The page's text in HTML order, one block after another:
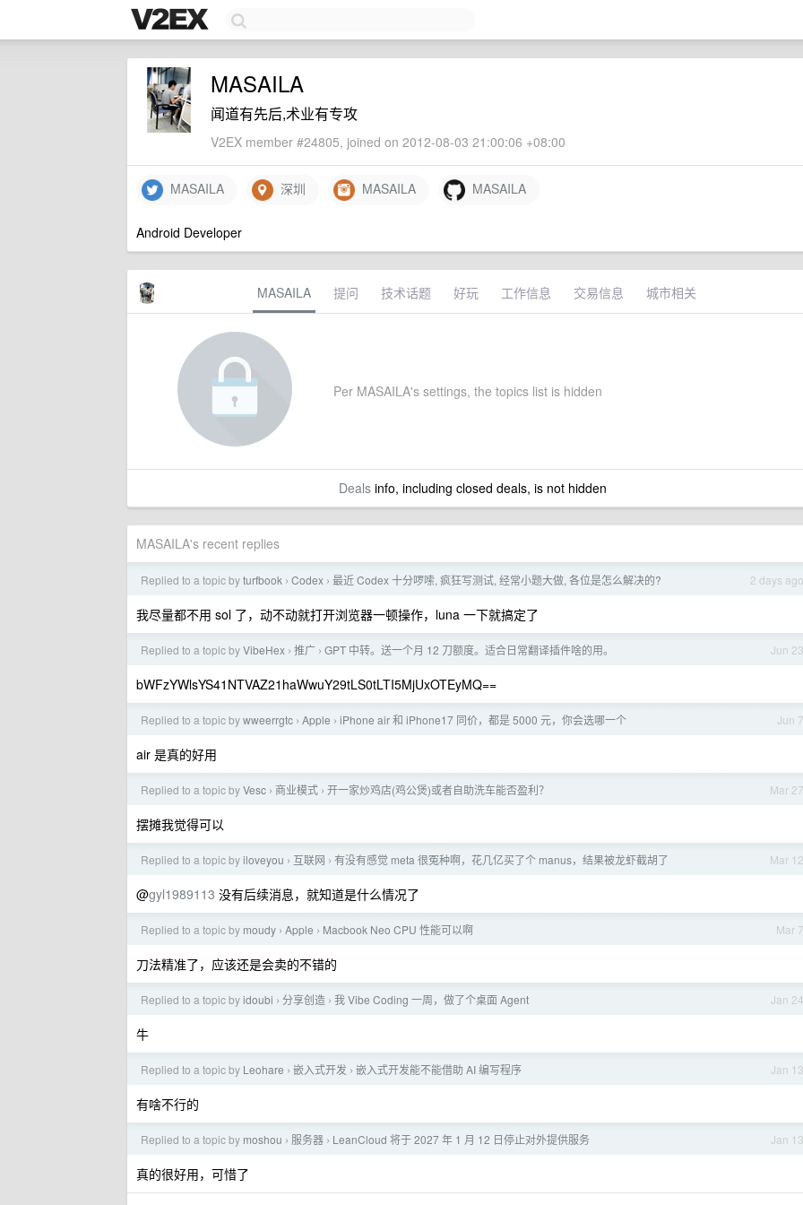
MASAILA
闻道有先后,术业有专攻
V2EX member #24805, joined on 2012-08-03 21:00:06 +08:00
MASAILA 深圳 MASAILA MASAILA
Android Developer
MASAILA 提问 技术话题 好玩 工作信息 交易信息 城市相关
Per MASAILA's settings, the topics list is hidden
Dealsinfo, including closed deals, is not hidden
MASAILA's recent replies
2 days ago
Replied to a topic byturfbook › Codex › 最近 Codex 十分啰嗦, 疯狂写测试, 经常小题大做, 各位是怎么解决的?
我尽量都不用 sol 了，动不动就打开浏览器一顿操作，luna 一下就搞定了
Jun 23
Replied to a topic byVibeHex › 推广 › GPT 中转。送一个月 12 刀额度。适合日常翻译插件啥的用。
bWFzYWlsYS41NTVAZ21haWwuY29tLS0tLTI5MjUxOTEyMQ==
Jun 7
Replied to a topic bywweerrgtc › Apple › iPhone air 和 iPhone17 同价，都是 5000 元，你会选哪一个
air 是真的好用
Mar 27
Replied to a topic byVesc › 商业模式 › 开一家炒鸡店(鸡公煲)或者自助洗车能否盈利？
摆摊我觉得可以
Mar 12
Replied to a topic byiloveyou › 互联网 › 有没有感觉 meta 很冤种啊，花几亿买了个 manus，结果被龙虾截胡了
@gyl1989113 没有后续消息，就知道是什么情况了
Mar 7
Replied to a topic by moudy › Apple › Macbook Neo CPU 性能可以啊
刀法精准了，应该还是会卖的不错的
Jan 24
Replied to a topic byidoubi › 分享创造 › 我 Vibe Coding 一周，做了个桌面 Agent
牛
Jan 13
Replied to a topic by Leohare › 嵌入式开发 › 嵌入式开发能不能借助 AI 编写程序
有啥不行的
Jan 13
Replied to a topic by moshou › 服务器 › LeanCloud 将于 2027 年 1 月 12 日停止对外提供服务
真的很好用，可惜了